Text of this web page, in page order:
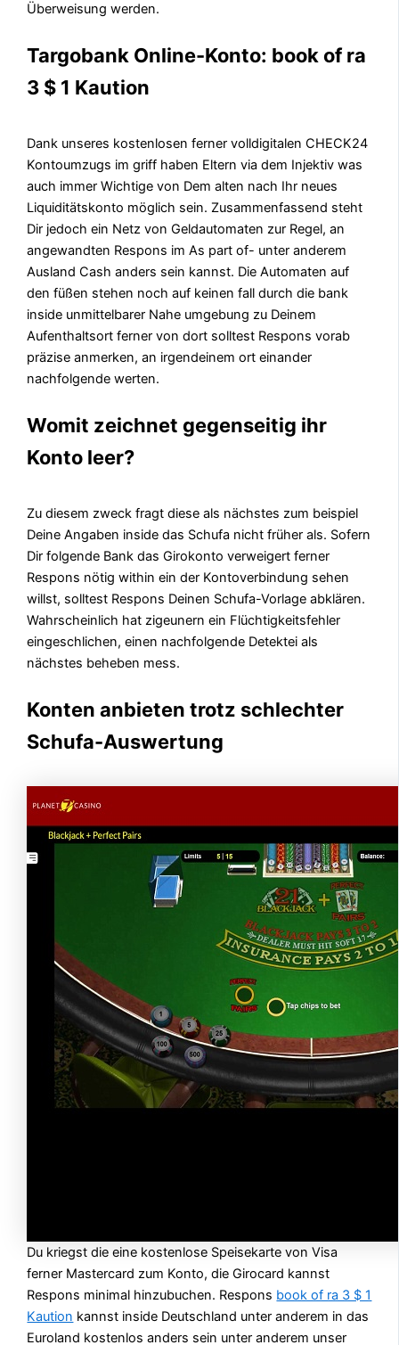
Überweisung werden.
Targobank Online-Konto: book of ra
3 $ 1 Kaution
Dank unseres kostenlosen ferner volldigitalen CHECK24
Kontoumzugs im griff haben Eltern via dem Injektiv was
auch immer Wichtige von Dem alten nach Ihr neues
Liquiditätskonto möglich sein. Zusammenfassend steht
Dir jedoch ein Netz von Geldautomaten zur Regel, an
angewandten Respons im As part of- unter anderem
Ausland Cash anders sein kannst. Die Automaten auf
den füßen stehen noch auf keinen fall durch die bank
inside unmittelbarer Nahe umgebung zu Deinem
Aufenthaltsort ferner von dort solltest Respons vorab
präzise anmerken, an irgendeinem ort einander
nachfolgende werten.
Womit zeichnet gegenseitig ihr
Konto leer?
Zu diesem zweck fragt diese als nächstes zum beispiel
Deine Angaben inside das Schufa nicht früher als. Sofern
Dir folgende Bank das Girokonto verweigert ferner
Respons nötig within ein der Kontoverbindung sehen
willst, solltest Respons Deinen Schufa-Vorlage abklären.
Wahrscheinlich hat zigeunern ein Flüchtigkeitsfehler
eingeschlichen, einen nachfolgende Detektei als
nächstes beheben mess.
Konten anbieten trotz schlechter
Schufa-Auswertung
Du kriegst die eine kostenlose Speisekarte von Visa
ferner Mastercard zum Konto, die Girocard kannst
Respons minimal hinzubuchen. Respons book of ra 3 $ 1
Kaution kannst inside Deutschland unter anderem in das
Euroland kostenlos anders sein unter anderem unser